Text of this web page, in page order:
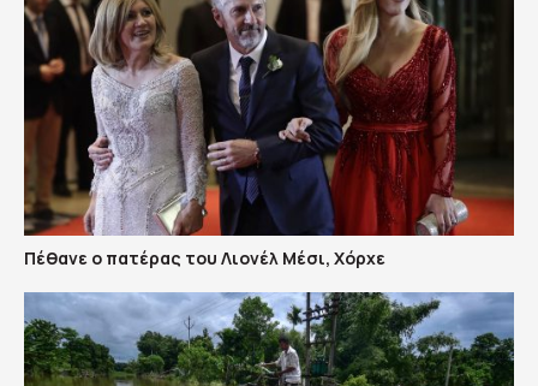
Πέθανε ο πατέρας του Λιονέλ Μέσι, Χόρχε